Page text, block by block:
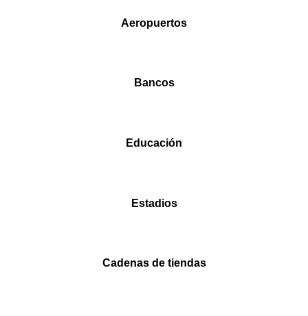
Aeropuertos
Bancos
Educación
Estadios
Cadenas de tiendas